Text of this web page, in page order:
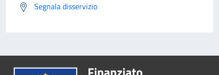
Segnala disservizio